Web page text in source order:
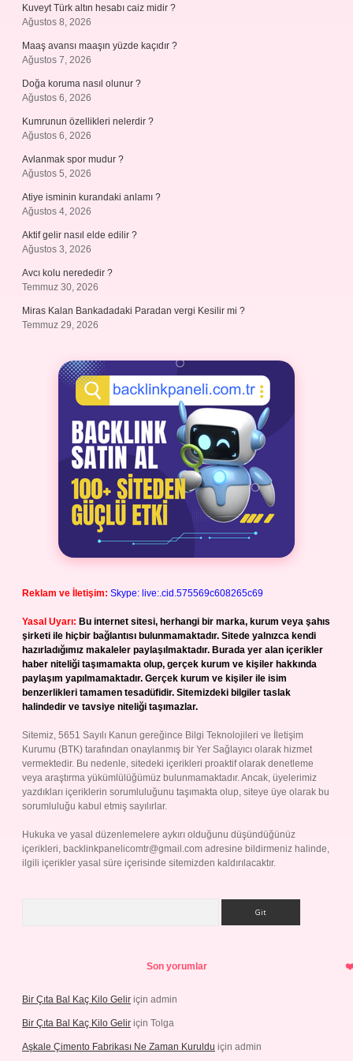
Kuveyt Türk altın hesabı caiz midir ?
Ağustos 8, 2026
Maaş avansı maaşın yüzde kaçıdır ?
Ağustos 7, 2026
Doğa koruma nasıl olunur ?
Ağustos 6, 2026
Kumrunun özellikleri nelerdir ?
Ağustos 6, 2026
Avlanmak spor mudur ?
Ağustos 5, 2026
Atiye isminin kurandaki anlamı ?
Ağustos 4, 2026
Aktif gelir nasıl elde edilir ?
Ağustos 3, 2026
Avcı kolu nerededir ?
Temmuz 30, 2026
Miras Kalan Bankadadaki Paradan vergi Kesilir mi ?
Temmuz 29, 2026
Reklam ve İletişim: Skype: live:.cid.575569c608265c69
Yasal Uyarı: Bu internet sitesi, herhangi bir marka, kurum veya şahıs
şirketi ile hiçbir bağlantısı bulunmamaktadır. Sitede yalnızca kendi
hazırladığımız makaleler paylaşılmaktadır. Burada yer alan içerikler
haber niteliği taşımamakta olup, gerçek kurum ve kişiler hakkında
paylaşım yapılmamaktadır. Gerçek kurum ve kişiler ile isim
benzerlikleri tamamen tesadüfidir. Sitemizdeki bilgiler taslak
halindedir ve tavsiye niteliği taşımazlar.
Sitemiz, 5651 Sayılı Kanun gereğince Bilgi Teknolojileri ve İletişim
Kurumu (BTK) tarafından onaylanmış bir Yer Sağlayıcı olarak hizmet
vermektedir. Bu nedenle, sitedeki içerikleri proaktif olarak denetleme
veya araştırma yükümlülüğümüz bulunmamaktadır. Ancak, üyelerimiz
yazdıkları içeriklerin sorumluluğunu taşımakta olup, siteye üye olarak bu
sorumluluğu kabul etmiş sayılırlar.
Hukuka ve yasal düzenlemelere aykırı olduğunu düşündüğünüz
içerikleri, backlinkpanelicomtr@gmail.com adresine bildirmeniz halinde,
ilgili içerikler yasal süre içerisinde sitemizden kaldırılacaktır.
Son yorumlar
Bir Çıta Bal Kaç Kilo Gelir için admin
Bir Çıta Bal Kaç Kilo Gelir için Tolga
Aşkale Çimento Fabrikası Ne Zaman Kuruldu için admin